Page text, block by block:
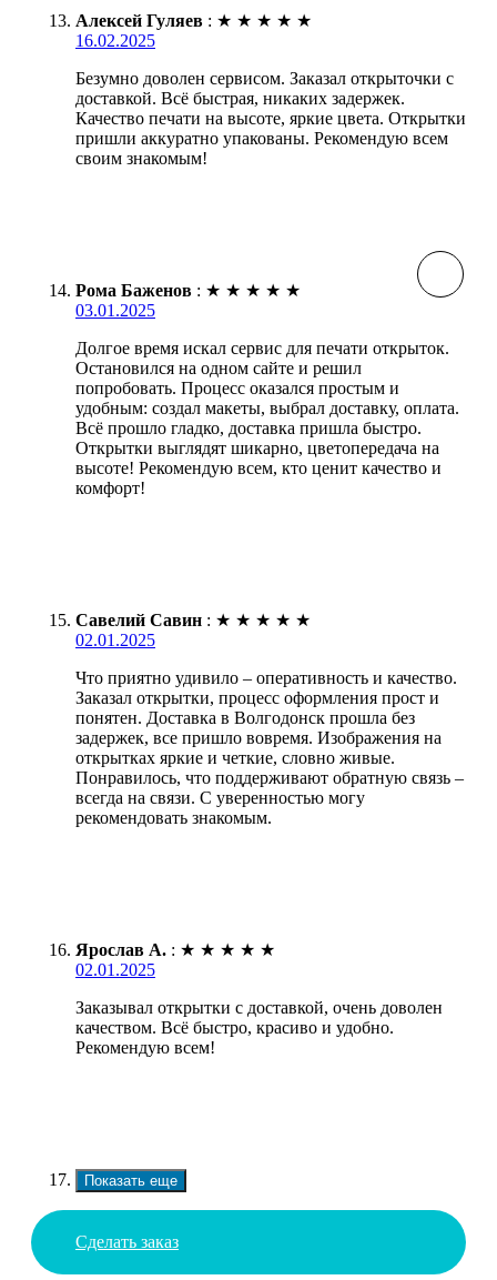
Алексей Гуляев : ★ ★ ★ ★ ★
16.02.2025
Безумно доволен сервисом. Заказал открыточки с
доставкой. Всё быстрая, никаких задержек.
Качество печати на высоте, яркие цвета. Открытки
пришли аккуратно упакованы. Рекомендую всем
своим знакомым!
Рома Баженов : ★ ★ ★ ★ ★
03.01.2025
Долгое время искал сервис для печати открыток.
Остановился на одном сайте и решил
попробовать. Процесс оказался простым и
удобным: создал макеты, выбрал доставку, оплата.
Всё прошло гладко, доставка пришла быстро.
Открытки выглядят шикарно, цветопередача на
высоте! Рекомендую всем, кто ценит качество и
комфорт!
Савелий Савин : ★ ★ ★ ★ ★
02.01.2025
Что приятно удивило – оперативность и качество.
Заказал открытки, процесс оформления прост и
понятен. Доставка в Волгодонск прошла без
задержек, все пришло вовремя. Изображения на
открытках яркие и четкие, словно живые.
Понравилось, что поддерживают обратную связь –
всегда на связи. С уверенностью могу
рекомендовать знакомым.
Ярослав А. : ★ ★ ★ ★ ★
02.01.2025
Заказывал открытки с доставкой, очень доволен
качеством. Всё быстро, красиво и удобно.
Рекомендую всем!
Показать еще
Сделать заказ